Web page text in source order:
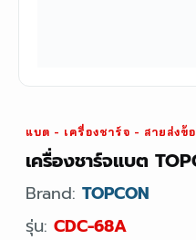
แบต - เครื่องชาร์จ - สายส่งข้
เครื่องชาร์จแบต
Brand: TOPCON
รุ่น: CDC-68A